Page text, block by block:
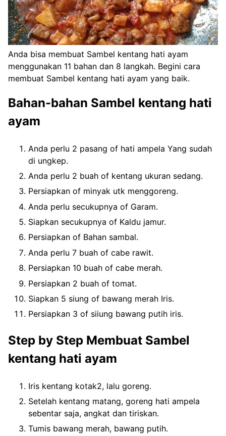
Anda bisa membuat Sambel kentang hati ayam
menggunakan 11 bahan dan 8 langkah. Begini cara
membuat Sambel kentang hati ayam yang baik.
Bahan-bahan Sambel kentang hati
ayam
Anda perlu 2 pasang of hati ampela Yang sudah
di ungkep.
Anda perlu 2 buah of kentang ukuran sedang.
Persiapkan of minyak utk menggoreng.
Anda perlu secukupnya of Garam.
Siapkan secukupnya of Kaldu jamur.
Persiapkan of Bahan sambal.
Anda perlu 7 buah of cabe rawit.
Persiapkan 10 buah of cabe merah.
Persiapkan 2 buah of tomat.
Siapkan 5 siung of bawang merah Iris.
Persiapkan 3 of siiung bawang putih iris.
Step by Step Membuat Sambel
kentang hati ayam
Iris kentang kotak2, lalu goreng.
Setelah kentang matang, goreng hati ampela
sebentar saja, angkat dan tiriskan.
Tumis bawang merah, bawang putih.